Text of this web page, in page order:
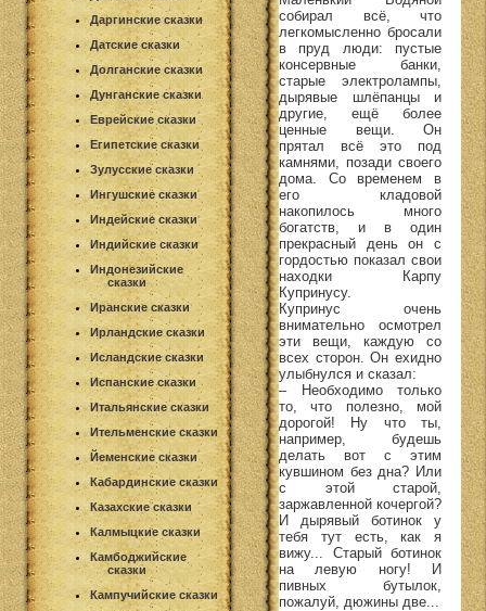
Даргинские сказки
Датские сказки
Долганские сказки
Дунганские сказки
Еврейские сказки
Египетские сказки
Зулусские сказки
Ингушские сказки
Индейские сказки
Индийские сказки
Индонезийские
сказки
Иранские сказки
Ирландские сказки
Исландские сказки
Испанские сказки
Итальянские сказки
Ительменские сказки
Йеменские сказки
Кабардинские сказки
Казахские сказки
Калмыцкие сказки
Камбоджийские
сказки
Кампучийские сказки
собирал всё, что
легкомысленно бросали
в пруд люди: пустые
консервные банки,
старые электролампы,
дырявые шлёпанцы и
другие, ещё более
ценные вещи. Он
прятал всё это под
камнями, позади своего
дома. Со временем в
его кладовой
накопилось много
богатств, и в один
прекрасный день он с
гордостью показал свои
находки Карпу
Купринусу.
Купринус очень
внимательно осмотрел
эти вещи, каждую со
всех сторон. Он ехидно
улыбнулся и сказал:
– Необходимо только
то, что полезно, мой
дорогой! Ну что ты,
например, будешь
делать вот с этим
кувшином без дна? Или
с этой старой,
заржавленной кочергой?
И дырявый ботинок у
тебя тут есть, как я
вижу... Старый ботинок
на левую ногу! И
пивных бутылок,
пожалуй, дюжины две...